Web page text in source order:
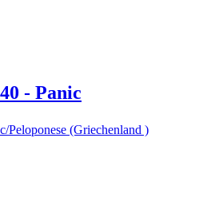
- Panic
Peloponese (Griechenland )